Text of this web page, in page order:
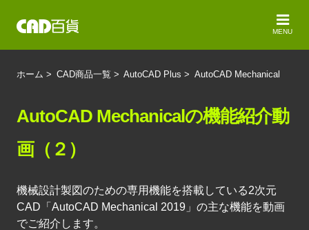
MENU
ホーム > CAD商品一覧 > AutoCAD Plus > AutoCAD Mechanical
AutoCAD Mechanicalの機能紹介動
画（２）
機械設計製図のための専用機能を搭載している2次元
CAD「AutoCAD Mechanical 2019」の主な機能を動画
でご紹介します。